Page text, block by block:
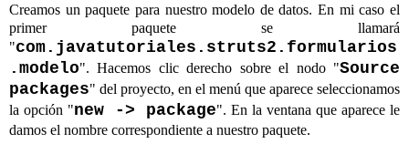
Creamos un paquete para nuestro modelo de datos. En mi caso el
primer paquete se llamará
"com.javatutoriales.struts2.formularios
.modelo". Hacemos clic derecho sobre el nodo "Source
packages" del proyecto, en el menú que aparece seleccionamos
la opción "new -> package". En la ventana que aparece le
damos el nombre correspondiente a nuestro paquete.